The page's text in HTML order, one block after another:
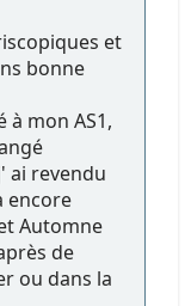
et
bonne
à mon AS1,
ai revendu
encore
Automne
de
ou dans la